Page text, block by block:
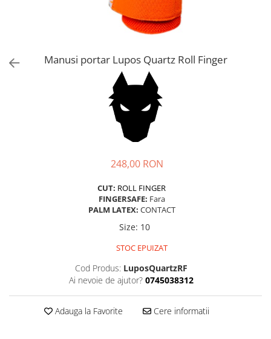
Manusi portar Lupos Quartz Roll Finger
248,00 RON
CUT: ROLL FINGER
FINGERSAFE: Fara
PALM LATEX: CONTACT
Size: 10
STOC EPUIZAT
Cod Produs: LuposQuartzRF
Ai nevoie de ajutor? 0745038312
Adauga la Favorite Cere informatii